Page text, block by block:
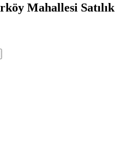
Mahallesi Satılık